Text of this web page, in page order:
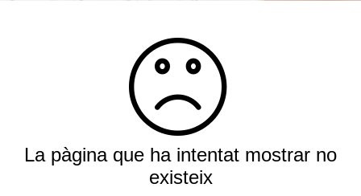
La pàgina que ha intentat mostrar no
existeix